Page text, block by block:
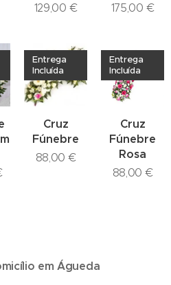
129,00 € 175,00 €
Cruz
Fúnebre
Entrega
Incluída
88,00 €
Cruz
Fúnebre
Rosa
Entrega
Incluída
88,00 €
em Águeda